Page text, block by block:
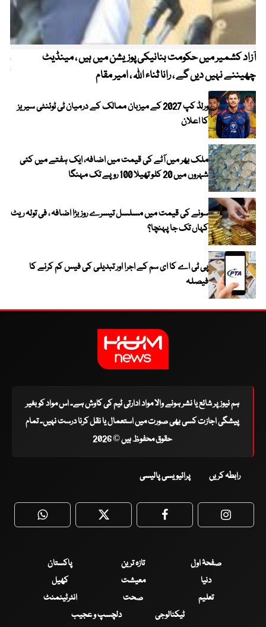
آزاد کشمیر میں حکومت بنانیکی پوزیشن میں ہیں ، مینڈیٹ
چھیننے نہیں دیں گے ، رانا ثناء اللہ ، امیر مقام
ورلڈ کپ 2027 کے میزبان ممالک کے درمیان ٹی ٹوئنٹی سیریز
کا اعلان
ملک بھر میں آٹے کی قیمت میں اضافہ، ایک ہفتے میں کئی
شہروں میں 20 کلو تھیلا 100 روپے تک مہنگا
سونے کی قیمت میں مسلسل تیسرے روز بڑا اضافہ ، فی تولہ ریٹ
کہاں تک جا پہنچا؟
پی ٹی اے کا ای سم کے اجرا اور تبدیلی کی فیس کم کرنے کا
فیصلہ
ہم نیوز پر شائع یا نشر ہونے والا مواد ادارتی ٹیم کی کاوش ہے۔ اس مواد کو بغیر
پیشگی اجازت کسی بھی صورت میں استعمال یا نقل کرنا درست نہیں۔ تمام
حقوق محفوظ ہیں © 2026
رابطہ کریں پرائیویسی پالیسی
WhatsApp Twitter Facebook
صفحۂ اول تازہ ترین
پاکستان
دنیا
معیشت
کھیل
تعلیم
صحت
انٹرٹینمنٹ
ٹیکنالوجی
دلچسپ و عجیب